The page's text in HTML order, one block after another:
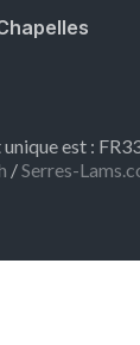
est :
/Serres-